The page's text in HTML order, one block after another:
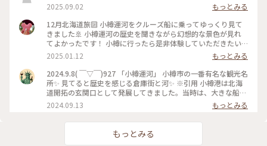
2025.09.02
もっとみる
12月北海道旅🔟 小樽運河をクルーズ船に乗ってゆっくり見て
きました🚢 小樽運河の歴史を聞きながら幻想的な景色が見れ
てよかったです！ 小樽に行ったら是非体験していただきたい
アクティビティです✨ #小樽運河#小樽運河クルーズ#ベストト
リップ2024
2025.01.12
もっとみる
2024.9.8( ￣▽￣)927 「小樽運河」 小樽市の一番有名な観光名
所✨ 見てると歴史を感じる倉庫街と河✨ ※引用 小樽港は北海
道開拓の玄関口として発展してきました。当時は、大きな船を
沖に泊め、はしけ（台船）を使って荷揚げしていましたが、取
り扱う荷量が多くなり、運搬作業を効率的に行う必要が出てき
ました。艀が接岸できる距離を長くするために、海面を埋め立
てることによってできたのが「小樽運河」です。 #北海道#小
樽市#小樽運河#堺町通り#散歩#観光#ことりっぷ旅2024#クラ
2024.09.13 もっとみる
もっとみる